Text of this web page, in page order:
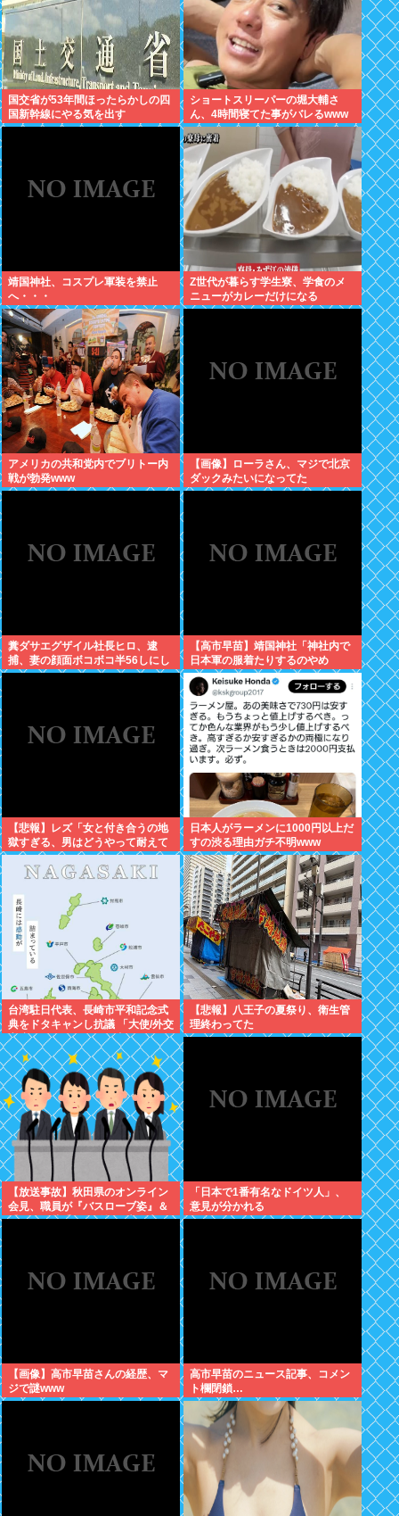
国交省が53年間ほったらかしの四
国新幹線にやる気を出す
ショートスリーパーの堀大輔さ
ん、4時間寝てた事がバレるwww
靖国神社、コスプレ軍装を禁止
へ・・・
Z世代が暮らす学生寮、学食のメ
ニューがカレーだけになる
アメリカの共和党内でブリトー内
戦が勃発www
【画像】ローラさん、マジで北京
ダックみたいになってた
糞ダサエグザイル社長ヒロ、逮
捕、妻の顔面ボコボコ半56しにし
た。
【高市早苗】靖国神社「神社内で
日本軍の服着たりするのやめ
ろ！」遊就館のお土産屋がこちら
【悲報】レズ「女と付き合うの地
獄すぎる、男はどうやって耐えて
んの？」
日本人がラーメンに1000円以上だ
すの渋る理由ガチ不明www
台湾駐日代表、長崎市平和記念式
典をドタキャンし抗議 「大使/外交
官席ではないエリアに座らされる
のは国家としてのプライドが傷つ
く」
【悲報】八王子の夏祭り、衛生管
理終わってた
【放送事故】秋田県のオンライン
会見、職員が『バスローブ姿』＆
『たばこ片手』で登場し大炎上
「日本で1番有名なドイツ人」、
意見が分かれる
【画像】高市早苗さんの経歴、マ
ジで謎www
高市早苗のニュース記事、コメン
ト欄閉鎖…